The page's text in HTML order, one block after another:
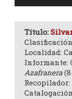
Título:
Localidad:
Informante:
Azafranera